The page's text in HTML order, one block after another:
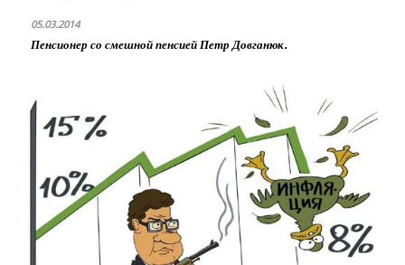
05.03.2014
Пенсионер со смешной пенсией Петр Довганюк.